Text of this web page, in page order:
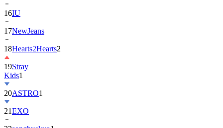
16IU
17NewJeans
18Hearts2Hearts2
19Stray
Kids1
20ASTRO1
21EXO